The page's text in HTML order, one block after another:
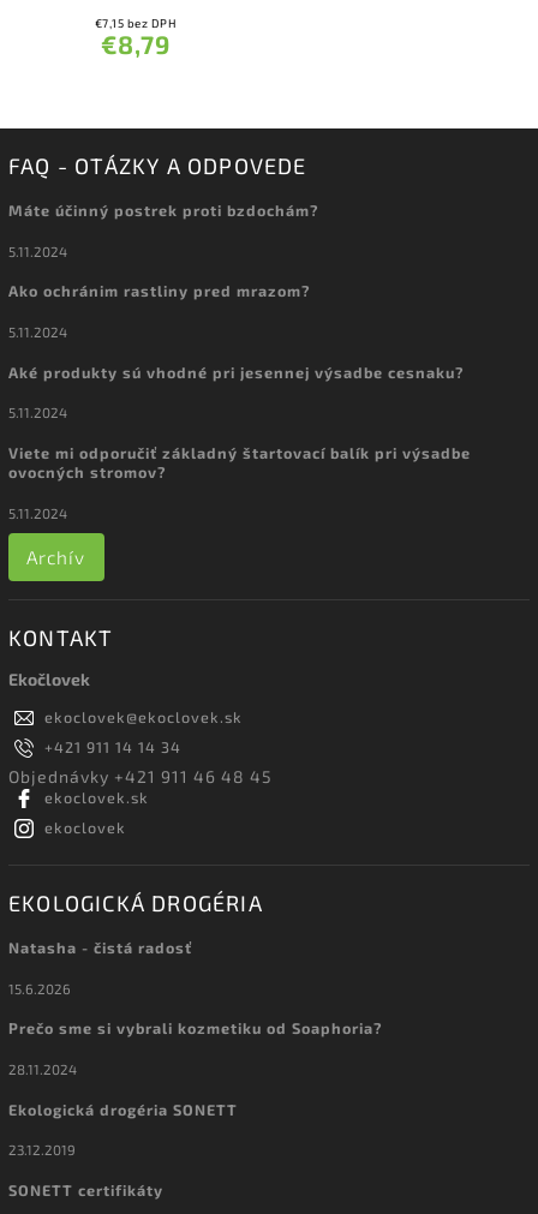
€7,15 bez DPH
€8,79
FAQ - OTÁZKY A ODPOVEDE
Máte účinný postrek proti bzdochám?
5.11.2024
Ako ochránim rastliny pred mrazom?
5.11.2024
Aké produkty sú vhodné pri jesennej výsadbe cesnaku?
5.11.2024
Viete mi odporučiť základný štartovací balík pri výsadbe
ovocných stromov?
5.11.2024
Archív
KONTAKT
Ekočlovek
ekoclovek@ekoclovek.sk
+421 911 14 14 34
Objednávky +421 911 46 48 45
ekoclovek.sk
ekoclovek
EKOLOGICKÁ DROGÉRIA
Natasha - čistá radosť
15.6.2026
Prečo sme si vybrali kozmetiku od Soaphoria?
28.11.2024
Ekologická drogéria SONETT
23.12.2019
SONETT certifikáty